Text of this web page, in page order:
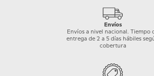
Envíos
Envíos a nivel nacional. Tiempo
entrega de 2 a 5 días hábiles
cobertura